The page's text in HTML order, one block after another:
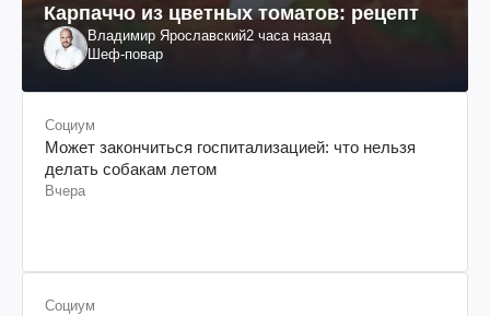
Карпаччо из цветных томатов: рецепт
Владимир Ярославский2 часа назад
Шеф-повар
Социум
Может закончиться госпитализацией: что нельзя
делать собакам летом
Вчера
Социум